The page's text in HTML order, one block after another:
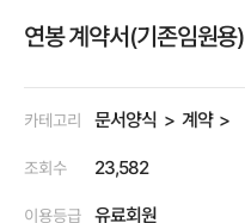
연봉 계약서(기존임원용)
카테고리 문서양식 계약
조회수 23,582
이용등급 유료회원